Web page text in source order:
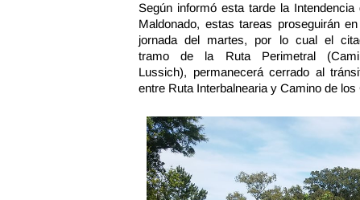
Según informó esta tarde la Intendencia
Maldonado, estas tareas proseguirán
jornada del martes, por lo cual el
tramo de la Ruta Perimetral
Lussich), permanecerá cerrado al
entre Ruta Interbalnearia y Camino de